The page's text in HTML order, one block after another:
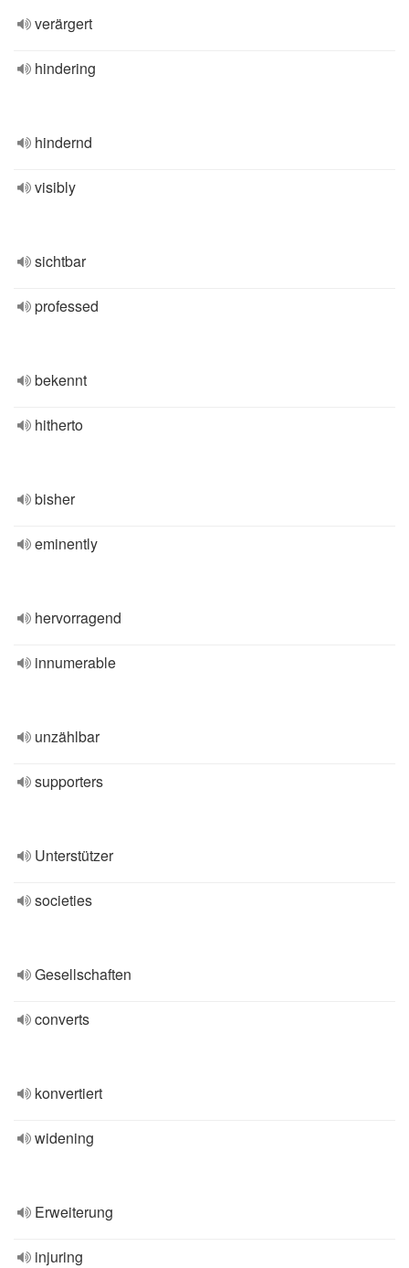
verärgert
hindering
hindernd
visibly
sichtbar
professed
bekennt
hitherto
bisher
eminently
hervorragend
innumerable
unzählbar
supporters
Unterstützer
societies
Gesellschaften
converts
konvertiert
widening
Erweiterung
injuring